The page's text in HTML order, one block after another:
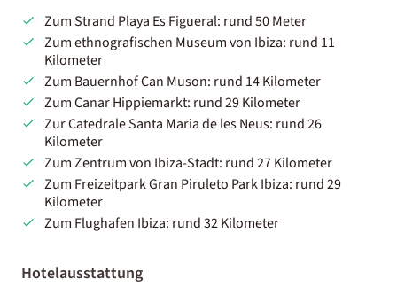
Zum Strand Playa Es Figueral: rund 50 Meter
Zum ethnografischen Museum von Ibiza: rund 11
Kilometer
Zum Bauernhof Can Muson: rund 14 Kilometer
Zum Canar Hippiemarkt: rund 29 Kilometer
Zur Catedrale Santa Maria de les Neus: rund 26
Kilometer
Zum Zentrum von Ibiza-Stadt: rund 27 Kilometer
Zum Freizeitpark Gran Piruleto Park Ibiza: rund 29
Kilometer
Zum Flughafen Ibiza: rund 32 Kilometer
Hotelausstattung